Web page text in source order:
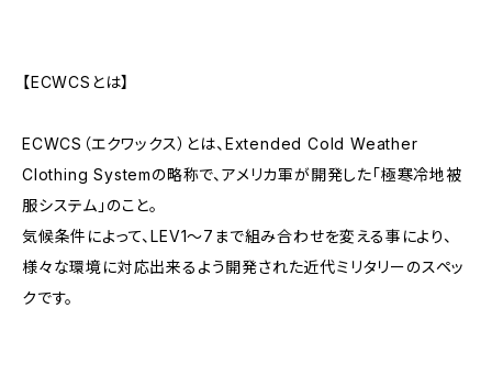
【ECWCSとは】
ECWCS（エクワックス）とは、Extended Cold Weather
Clothing Systemの略称で、アメリカ軍が開発した「極寒冷地被
服システム」のこと。
気候条件によって、LEV1〜7まで組み合わせを変える事により、
様々な環境に対応出来るよう開発された近代ミリタリーのスペッ
クです。